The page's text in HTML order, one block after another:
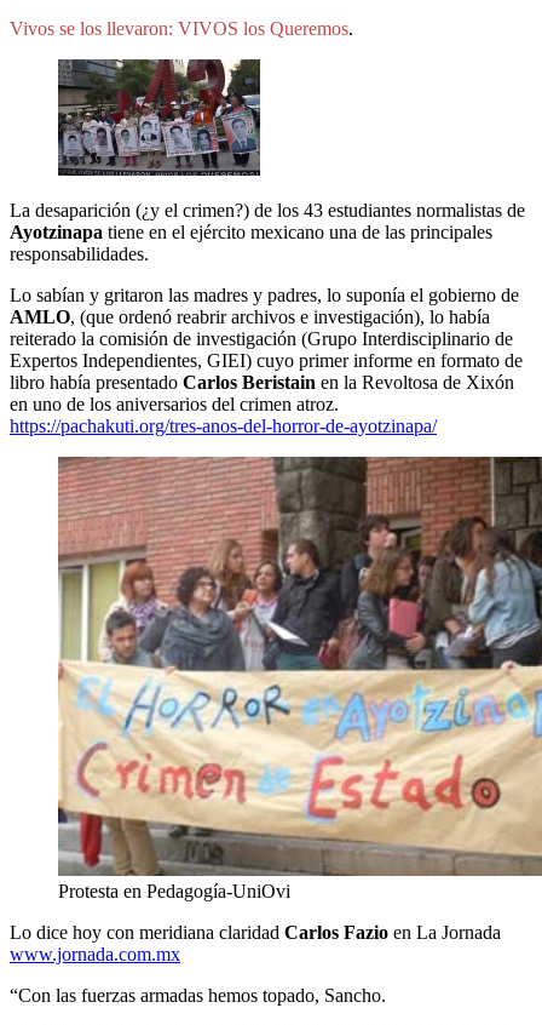
Vivos se los llevaron: VIVOS los Queremos.
La desaparición (¿y el crimen?) de los 43 estudiantes normalistas de
Ayotzinapa tiene en el ejército mexicano una de las principales
responsabilidades.
Lo sabían y gritaron las madres y padres, lo suponía el gobierno de
AMLO, (que ordenó reabrir archivos e investigación), lo había
reiterado la comisión de investigación (Grupo Interdisciplinario de
Expertos Independientes, GIEI) cuyo primer informe en formato de
libro había presentado Carlos Beristain en la Revoltosa de Xixón
en uno de los aniversarios del crimen atroz.
https://pachakuti.org/tres-anos-del-horror-de-ayotzinapa/
Protesta en Pedagogía-UniOvi
Lo dice hoy con meridiana claridad Carlos Fazio en La Jornada
www.jornada.com.mx
“Con las fuerzas armadas hemos topado, Sancho.